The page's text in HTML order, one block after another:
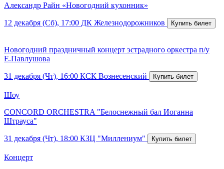
Александр Райн «Новогодний кухонник»
12 декабря (Сб), 17:00 ДК Железнодорожников
Новогодний праздничный концерт эстрадного оркестра п/у
Е.Павлушова
31 декабря (Чт), 16:00 КСК Вознесенский
Шоу
CONCORD ORCHESTRA "Белоснежный бал Иоганна
Штрауса"
31 декабря (Чт), 18:00 КЗЦ "Миллениум"
Концерт